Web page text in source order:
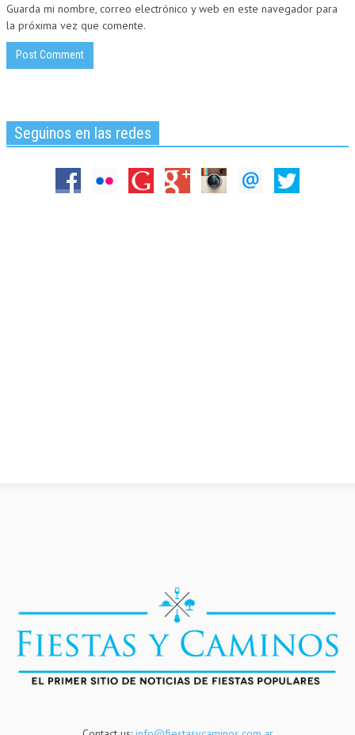
Guarda mi nombre, correo electrónico y web en este navegador para
la próxima vez que comente.
Seguinos en las redes